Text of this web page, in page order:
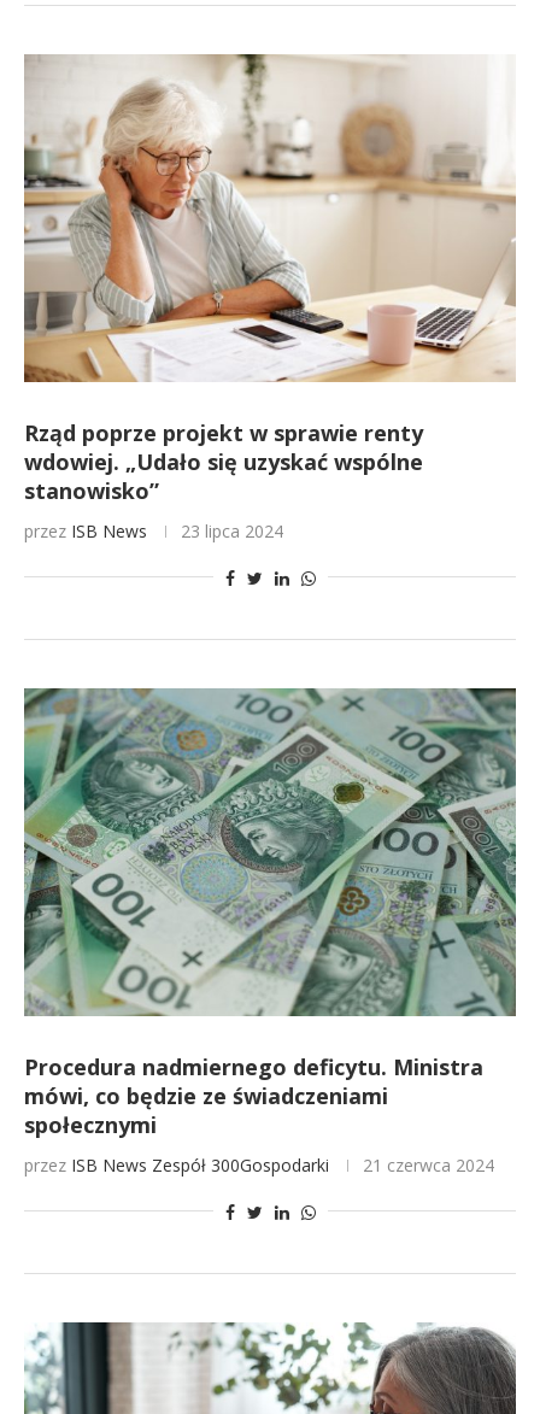
Rząd poprze projekt w sprawie renty
wdowiej. „Udało się uzyskać wspólne
stanowisko”
przez ISB News 23 lipca 2024
Procedura nadmiernego deficytu. Ministra
mówi, co będzie ze świadczeniami
społecznymi
przez ISB News Zespół 300Gospodarki 21 czerwca 2024